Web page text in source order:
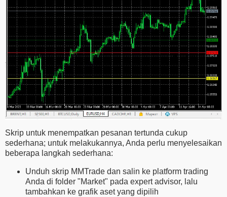
Skrip untuk menempatkan pesanan tertunda cukup
sederhana; untuk melakukannya, Anda perlu menyelesaikan
beberapa langkah sederhana:
Unduh skrip MMTrade dan salin ke platform trading
Anda di folder "Market" pada expert advisor, lalu
tambahkan ke grafik aset yang dipilih